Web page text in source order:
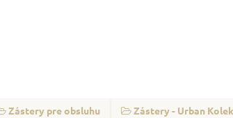
Zástery pre obsluhu Zástery - Urban